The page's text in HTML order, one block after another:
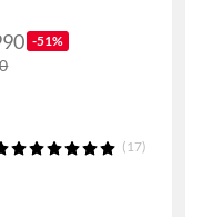
-51%
(17)